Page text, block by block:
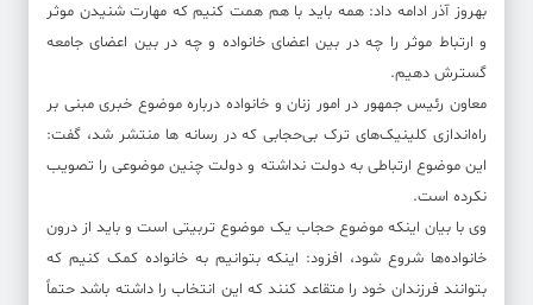
بهروز آذر ادامه داد: همه باید با هم همت کنیم که مهارت شنیدن موثر
و ارتباط موثر را چه در بین اعضای خانواده و چه در بین اعضای جامعه
گسترش دهیم.
معاون رئیس جمهور در امور زنان و خانواده درباره موضوع خبری مبنی بر
راه‌اندازی کلینیک‌های ترک بی‌حجابی که در رسانه ها منتشر شد، گفت:
این موضوع ارتباطی به دولت نداشته و دولت چنین موضوعی را تصویب
نکرده است.
وی با بیان اینکه موضوع حجاب یک موضوع تربیتی است و باید از درون
خانواده‌ها شروع شود، افزود: اینکه بتوانیم به خانواده کمک کنیم که
بتوانند فرزندان خود را متقاعد کنند که این انتخاب را داشته باشد حتماً